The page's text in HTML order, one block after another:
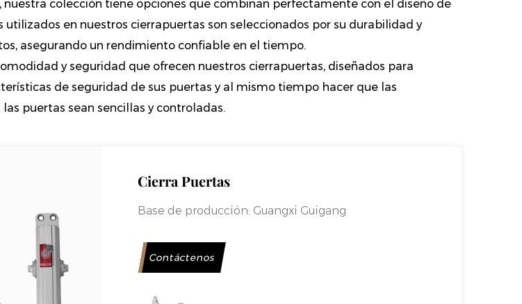
nuestra colección tiene opciones que combinan perfectamente con el diseño de
utilizados en nuestros cierrapuertas son seleccionados por su durabilidad y
asegurando un rendimiento confiable en el tiempo.
y seguridad que ofrecen nuestros cierrapuertas, diseñados para
de seguridad de sus puertas y al mismo tiempo hacer que las
puertas sean sencillas y controladas.
Cierra Puertas
Base de producción: Guangxi Guigang
Contáctenos